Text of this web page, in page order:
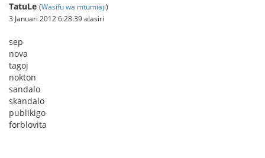
TatuLe (Wasifu wa mtumiaji)
3 Januari 2012 6:28:39 alasiri
sep
nova
tagoj
nokton
sandalo
skandalo
publikigo
forblovita